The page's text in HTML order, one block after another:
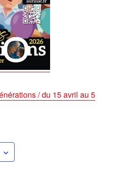
/ du 15 avril au 5